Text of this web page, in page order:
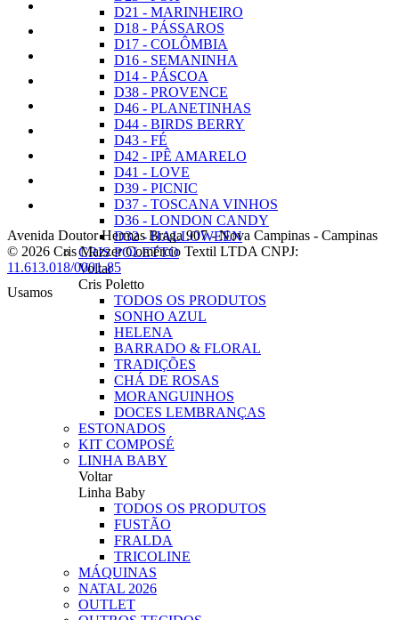
D21 - MARINHEIRO
D18 - PÁSSAROS
D17 - COLÔMBIA
D16 - SEMANINHA
D14 - PÁSCOA
D38 - PROVENCE
D46 - PLANETINHAS
D44 - BIRDS BERRY
D43 - FÉ
D42 - IPÊ AMARELO
D41 - LOVE
D39 - PICNIC
D37 - TOSCANA VINHOS
D36 - LONDON CANDY
D32 - HALLOWEEN
CRIS POLETTO
Voltar
Cris Poletto
TODOS OS PRODUTOS
SONHO AZUL
HELENA
BARRADO & FLORAL
TRADIÇÕES
CHÁ DE ROSAS
MORANGUINHOS
DOCES LEMBRANÇAS
ESTONADOS
KIT COMPOSÉ
LINHA BABY
Voltar
Linha Baby
TODOS OS PRODUTOS
FUSTÃO
FRALDA
TRICOLINE
MÁQUINAS
NATAL 2026
OUTLET
Avenida Doutor Hermas Braga 907-Nova Campinas - Campinas
© 2026 Cris Mazzer Comércio Textil LTDA CNPJ:
11.613.018/0001-85
Usamos